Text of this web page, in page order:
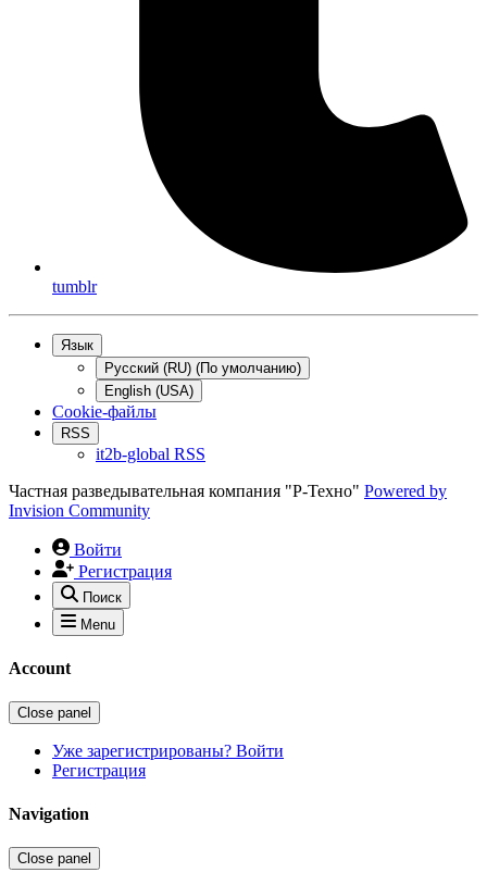
tumblr
Язык
Русский (RU) (По умолчанию)
English (USA)
Cookie-файлы
RSS
it2b-global RSS
Частная разведывательная компания "Р-Техно" Powered by
Invision Community
Войти
Регистрация
Поиск
Menu
Account
Close panel
Уже зарегистрированы? Войти
Регистрация
Navigation
Close panel